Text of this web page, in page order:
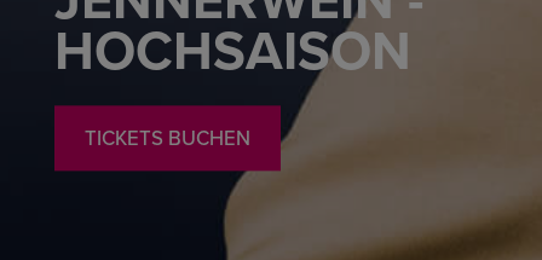
HOCHSAISON
TICKETS BUCHEN